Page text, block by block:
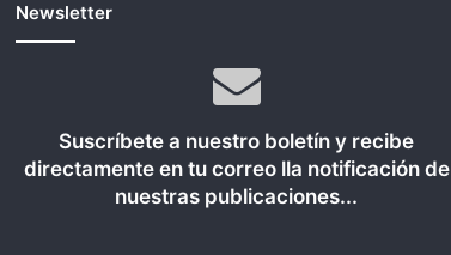
Newsletter
Suscríbete a nuestro boletín y recibe
directamente en tu correo lla notificación de
nuestras publicaciones...